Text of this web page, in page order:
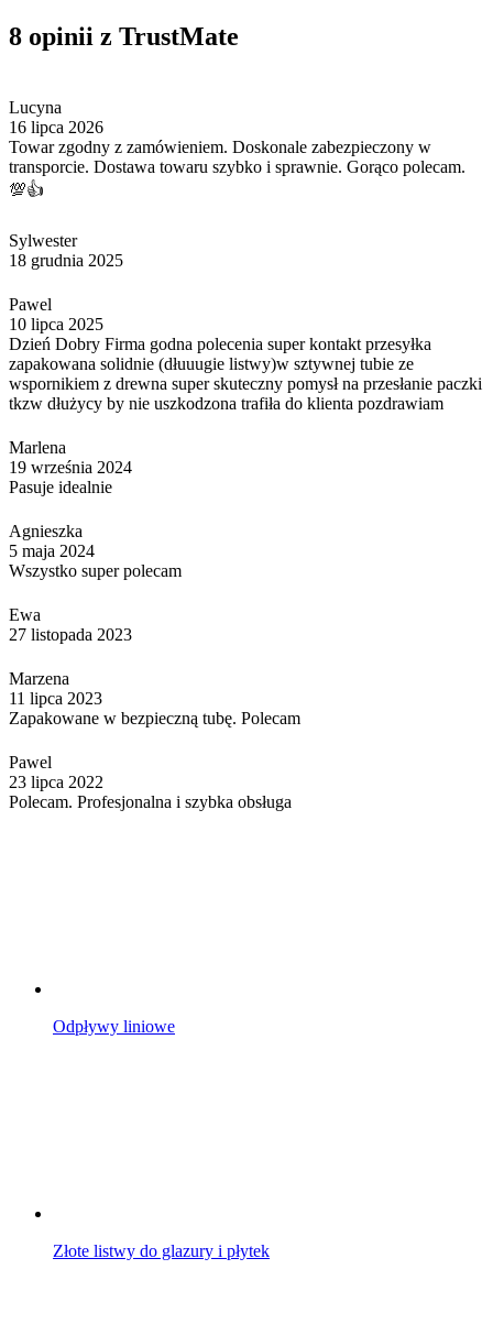
8 opinii z TrustMate
Lucyna
16 lipca 2026
Towar zgodny z zamówieniem. Doskonale zabezpieczony w
transporcie. Dostawa towaru szybko i sprawnie. Gorąco polecam.
💯👍️
Sylwester
18 grudnia 2025
Pawel
10 lipca 2025
Dzień Dobry Firma godna polecenia super kontakt przesyłka
zapakowana solidnie (dłuuugie listwy)w sztywnej tubie ze
wspornikiem z drewna super skuteczny pomysł na przesłanie paczki
tkzw dłużycy by nie uszkodzona trafiła do klienta pozdrawiam
Marlena
19 września 2024
Pasuje idealnie
Agnieszka
5 maja 2024
Wszystko super polecam
Ewa
27 listopada 2023
Marzena
11 lipca 2023
Zapakowane w bezpieczną tubę. Polecam
Pawel
23 lipca 2022
Polecam. Profesjonalna i szybka obsługa
Odpływy liniowe
Złote listwy do glazury i płytek